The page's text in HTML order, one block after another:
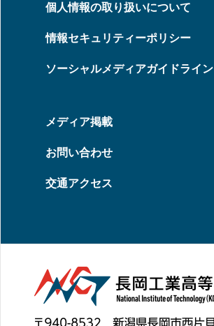
個人情報の取り扱いについて
情報セキュリティーポリシー
ソーシャルメディアガイドライン
メディア掲載
お問い合わせ
交通アクセス